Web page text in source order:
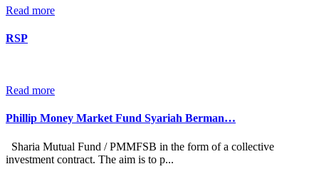
Read more
RSP
Read more
Phillip Money Market Fund Syariah Berman…
Sharia Mutual Fund / PMMFSB in the form of a collective
investment contract. The aim is to p...